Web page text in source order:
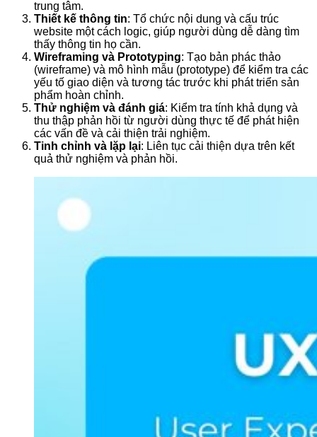
trung tâm.
Thiết kế thông tin: Tổ chức nội dung và cấu trúc
website một cách logic, giúp người dùng dễ dàng tìm
thấy thông tin họ cần.
Wireframing và Prototyping: Tạo bản phác thảo
(wireframe) và mô hình mẫu (prototype) để kiểm tra các
yếu tố giao diện và tương tác trước khi phát triển sản
phẩm hoàn chỉnh.
Thử nghiệm và đánh giá: Kiểm tra tính khả dụng và
thu thập phản hồi từ người dùng thực tế để phát hiện
các vấn đề và cải thiện trải nghiệm.
Tinh chỉnh và lặp lại: Liên tục cải thiện dựa trên kết
quả thử nghiệm và phản hồi.